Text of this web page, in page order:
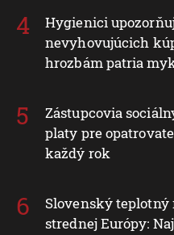
Hygienici
nevyhovujúcich
hrozbám patria
Zástupcovia
platy pre
každý rok
Slovenský teplotný
strednej Európy: